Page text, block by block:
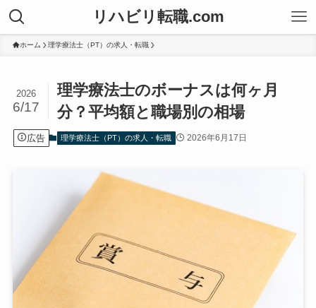
リハビリ転職.com
ホーム 理学療法士（PT）の求人・転職
理学療法士のボーナスは何ヶ月
分？平均額と職場別の相場
2026
6/17
広告 理学療法士（PT）の求人・転職 2026年6月17日